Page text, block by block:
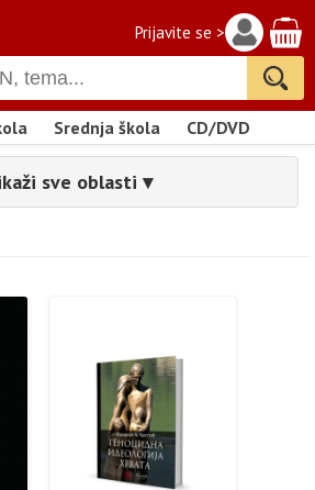
Prijavite se >
Srednja škola CD/DVD
sve oblasti ▾